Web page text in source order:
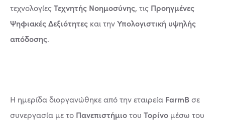
τεχνολογίεςΤεχνητής Νοημοσύνης, τις Προηγμένες
Ψηφιακές Δεξιότητες και τηνΥπολογιστική υψηλής
απόδοσης.
Η ημερίδα διοργανώθηκε από την εταιρεία FarmBσε
συνεργασία με το Πανεπιστήμιοτου Τορίνο μέσω του